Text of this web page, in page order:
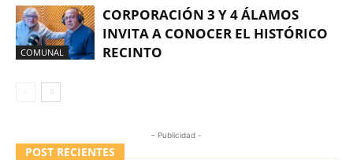
COMUNAL
CORPORACIÓN 3 Y 4 ÁLAMOS
INVITA A CONOCER EL HISTÓRICO
RECINTO
- Publicidad -
POST RECIENTES